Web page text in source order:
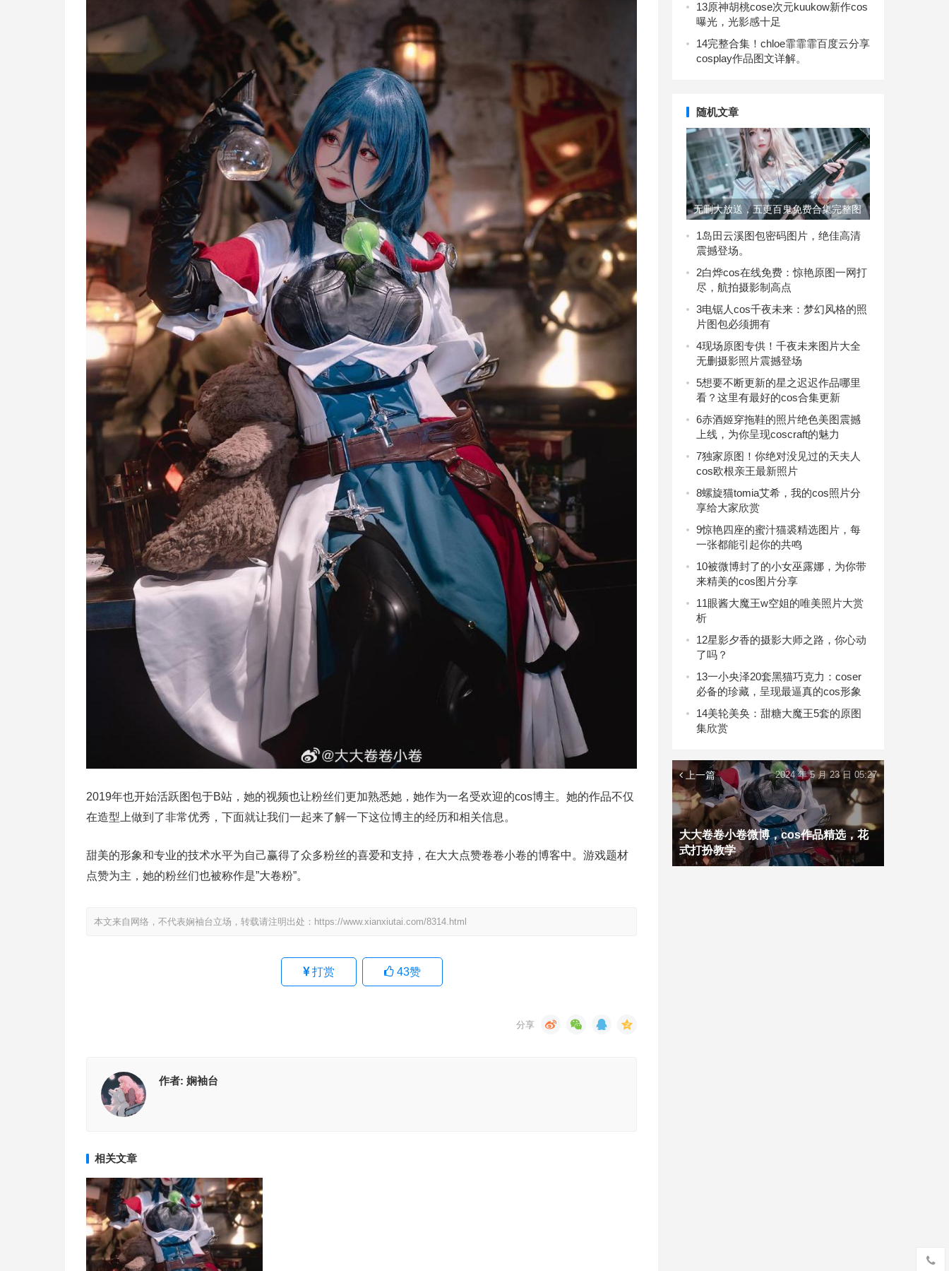
2019年也开始活跃图包于B站，她的视频也让粉丝们更加熟悉她，她作为一名受欢迎的cos博主。她的作品不仅
在造型上做到了非常优秀，下面就让我们一起来了解一下这位博主的经历和相关信息。
甜美的形象和专业的技术水平为自己赢得了众多粉丝的喜爱和支持，在大大点赞卷卷小卷的博客中。游戏题材
点赞为主，她的粉丝们也被称作是”大卷粉”。
本文来自网络，不代表娴袖台立场，转载请注明出处：https://www.xianxiutai.com/8314.html
打赏 43赞
作者: 娴袖台
相关文章
13原神胡桃cose次元kuukow新作cos
曝光，光影感十足
14完整合集！chloe霏霏霏百度云分享
cosplay作品图文详解。
随机文章
无删大放送，五更百鬼免费合集完整图
包限时抢购
1岛田云溪图包密码图片，绝佳高清
震撼登场。
2白烨cos在线免费：惊艳原图一网打
尽，航拍摄影制高点
3电锯人cos千夜未来：梦幻风格的照
片图包必须拥有
4现场原图专供！千夜未来图片大全
无删摄影照片震撼登场
5想要不断更新的星之迟迟作品哪里
看？这里有最好的cos合集更新
6赤酒姬穿拖鞋的照片绝色美图震撼
上线，为你呈现coscraft的魅力
7独家原图！你绝对没见过的天夫人
cos欧根亲王最新照片
8螺旋猫tomia艾希，我的cos照片分
享给大家欣赏
9惊艳四座的蜜汁猫裘精选图片，每
一张都能引起你的共鸣
10被微博封了的小女巫露娜，为你带
来精美的cos图片分享
11眼酱大魔王w空姐的唯美照片大赏
析
12星影夕香的摄影大师之路，你心动
了吗？
13一小央泽20套黑猫巧克力：coser
必备的珍藏，呈现最逼真的cos形象
14美轮美奂：甜糖大魔王5套的原图
集欣赏
上一篇
大大卷卷小卷微博，cos作品精选，花
式打扮教学
2024 年 5 月 23 日 05:27